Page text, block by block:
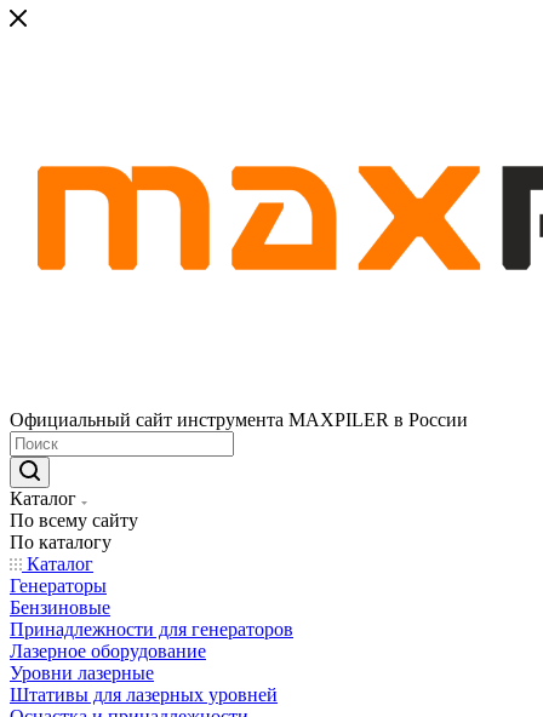
Официальный сайт инструмента MAXPILER в России
Каталог
По всему сайту
По каталогу
Каталог
Генераторы
Бензиновые
Принадлежности для генераторов
Лазерное оборудование
Уровни лазерные
Штативы для лазерных уровней